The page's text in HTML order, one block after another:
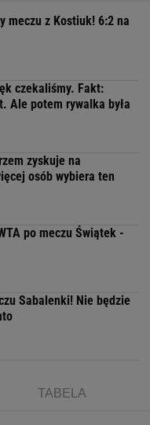
meczu z Kostiuk! 6:2 na
czekaliśmy. Fakt:
Ale potem rywalka była
zyskuje na
osób wybiera ten
po meczu Świątek -
Sabalenki! Nie będzie
TABELA